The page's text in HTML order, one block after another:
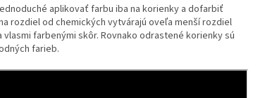
aplikovať farbu iba na korienky a dofarbiť
rozdiel od chemických vytvárajú oveľa menší rozdiel
farbenými skôr. Rovnako odrastené korienky sú
farieb.